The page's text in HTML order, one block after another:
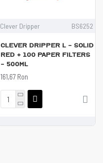
Clever Dripper BS6252
Clever Dripper L - Solid
Red + 100 Paper filters
- 500ml
161,67 Ron